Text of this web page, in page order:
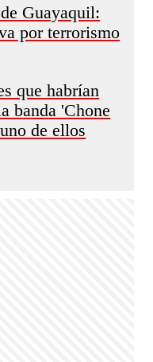
Guayaquil:
por terrorismo
que habrían
banda 'Chone
de ellos